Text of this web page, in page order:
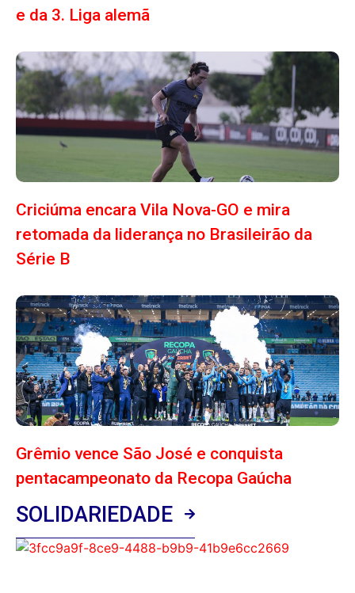
e da 3. Liga alemã
Criciúma encara Vila Nova-GO e mira
retomada da liderança no Brasileirão da
Série B
Grêmio vence São José e conquista
pentacampeonato da Recopa Gaúcha
SOLIDARIEDADE